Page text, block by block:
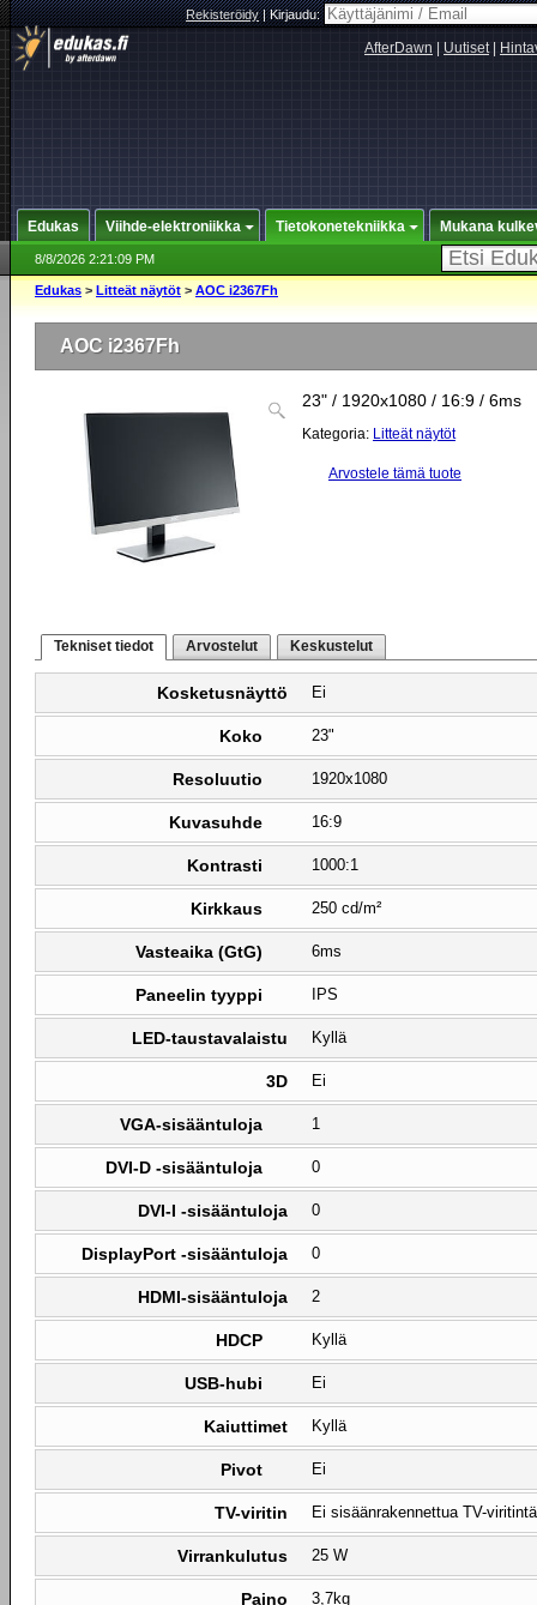
Rekisteröidy|Kirjaudu:
AfterDawn Uutiset|
Edukas Viihde-elektroniikka Tietokonetekniikka Mukana
8/8/2026 2:21:09 PM
Edukas > Litteät näytöt > AOC i2367Fh
AOC i2367Fh
23" / 1920x1080 / 16:9 / 6ms
Kategoria: Litteät näytöt
Arvostele tämä tuote
Tekniset tiedot Arvostelut Keskustelut
Kosketusnäyttö Ei
Koko 23"
Resoluutio 1920x1080
Kuvasuhde 16:9
Kontrasti 1000:1
Kirkkaus 250 cd/m²
Vasteaika (GtG) 6ms
Paneelin tyyppi IPS
LED-taustavalaistu Kyllä
3D Ei
VGA-sisääntuloja 1
DVI-D -sisääntuloja 0
DVI-I -sisääntuloja 0
DisplayPort -sisääntuloja 0
HDMI-sisääntuloja 2
HDCP Kyllä
USB-hubi Ei
Kaiuttimet Kyllä
Pivot Ei
TV-viritin Ei sisäänrakennettua TV-viritintä
Virrankulutus 25 W
Paino 3,7kg